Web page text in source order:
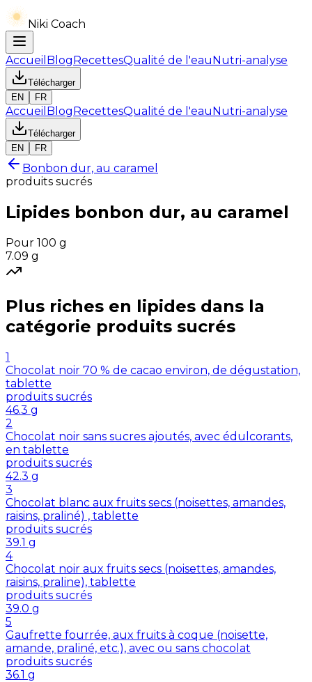
Niki Coach
Accueil BlogRecettesQualité de l'eauNutri-analyse
Télécharger
EN
FR
Accueil BlogRecettesQualité de l'eauNutri-analyse
Télécharger
EN
FR
Bonbon dur, au caramel
produits sucrés
Lipides bonbon dur, au caramel
Pour 100 g
7.09 g
Plus riches en lipides dans la
catégorie produits sucrés
1
Chocolat noir 70 % de cacao environ, de dégustation,
tablette
produits sucrés
46.3 g
2
Chocolat noir sans sucres ajoutés, avec édulcorants,
en tablette
produits sucrés
42.3 g
3
Chocolat blanc aux fruits secs (noisettes, amandes,
raisins, praliné) , tablette
produits sucrés
39.1 g
4
Chocolat noir aux fruits secs (noisettes, amandes,
raisins, praline), tablette
produits sucrés
39.0 g
5
Gaufrette fourrée, aux fruits à coque (noisette,
amande, praliné, etc.), avec ou sans chocolat
produits sucrés
36.1 g